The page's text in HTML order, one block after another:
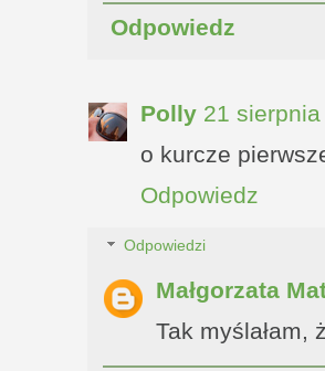
Odpowiedz
Polly 21
o kurcze
Odpowiedz
Odpowiedzi
Małgorzata
Tak myślałam,